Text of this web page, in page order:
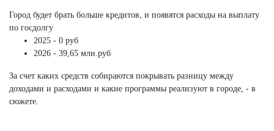
Город будет брать больше кредитов, и появятся расходы на выплату
по госдолгу
2025 - 0 руб
2026 - 39,65 млн.руб
За счет каких средств собираются покрывать разницу между
доходами и расходами и какие программы реализуют в городе, - в
сюжете.